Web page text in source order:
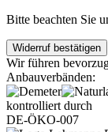
Bitte beachten Sie
Wir führen
Anbauverbänden:
kontrolliert durch
DE-ÖKO-007